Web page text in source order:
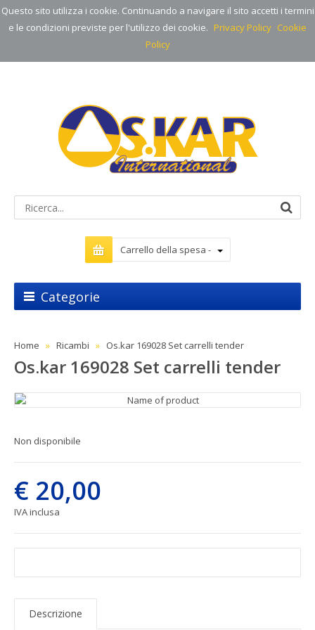
Questo sito utilizza i cookie. Continuando a navigare il sito accetti i termini
e le condizioni previste per l'utilizzo dei cookie. Privacy Policy Cookie
Policy
Carrello della spesa -
Categorie
Home Ricambi Os.kar 169028 Set carrelli tender
Os.kar 169028 Set carrelli tender
Non disponibile
€ 20,00
IVA inclusa
Descrizione